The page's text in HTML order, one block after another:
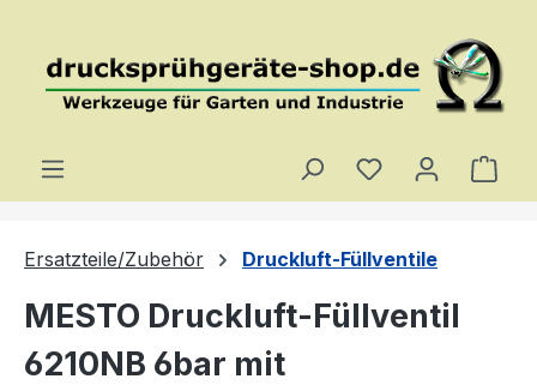
Du hast 0
Ersatzteile/Zubehör Druckluft-Füllventile
MESTO Druckluft-Füllventil
6210NB 6bar mit